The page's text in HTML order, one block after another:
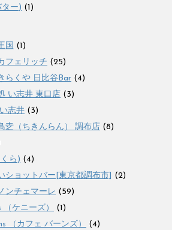
ー) (1)
国 (1)
フェリッチ (25)
らくや 日比谷Bar (4)
い志井 東口店 (3)
志井 (3)
赱（ちきんらん） 調布店 (8)
ら) (4)
ショットバー[東京都調布市]
(2)
ンチェマーレ (59)
ケニーズ）
(1)
（カフェ バーンズ）
(4)